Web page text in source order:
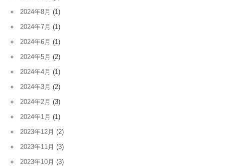
2024年8月 (1)
2024年7月 (1)
2024年6月 (1)
2024年5月 (2)
2024年4月 (1)
2024年3月 (2)
2024年2月 (3)
2024年1月 (1)
2023年12月 (2)
2023年11月 (3)
2023年10月 (3)